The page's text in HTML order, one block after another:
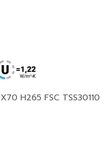
H265 FSC TSS30110